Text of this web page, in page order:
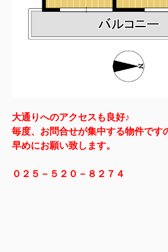
大通りへのアクセスも良好♪
毎度、お問合せが集中する物件です
早めにお願い致します。
０２５－５２０－８２７４